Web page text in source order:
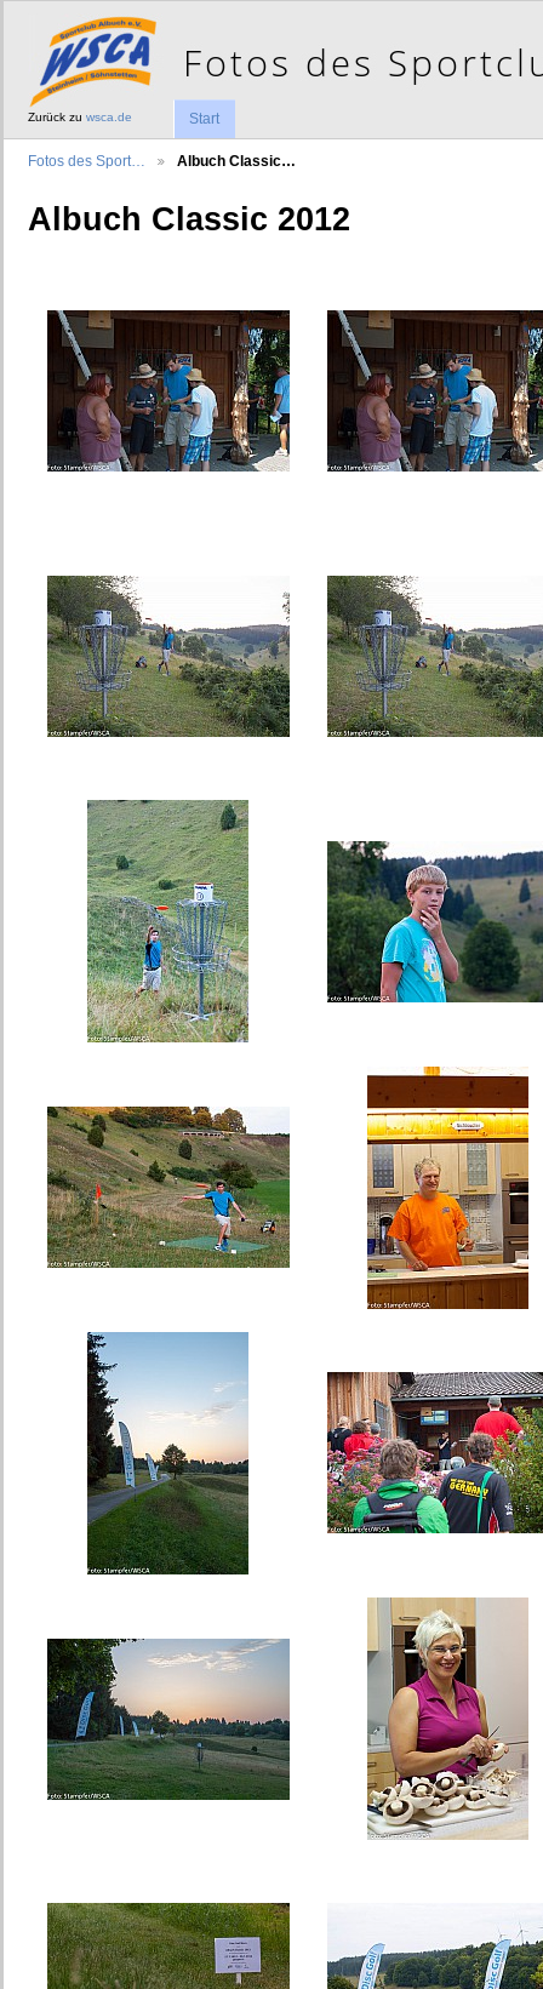
Zurück zu wsca.de Start
Fotos des Sport… Albuch Classic…
Albuch Classic 2012